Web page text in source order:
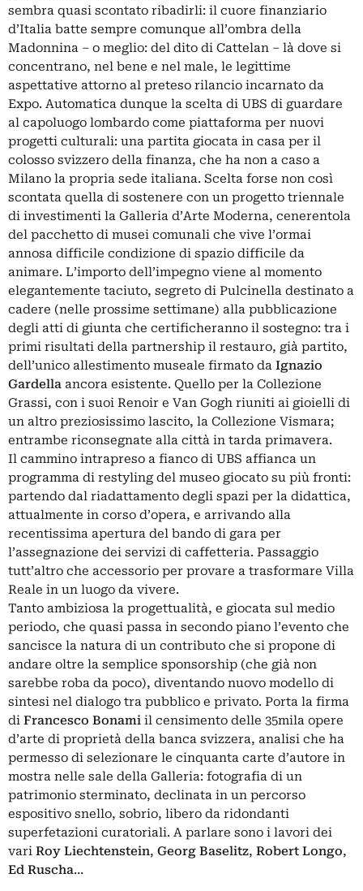
sembra quasi scontato ribadirli: il cuore finanziario
d’Italia batte sempre comunque all’ombra della
Madonnina – o meglio: del dito di Cattelan – là dove si
concentrano, nel bene e nel male, le legittime
aspettative attorno al preteso rilancio incarnato da
Expo. Automatica dunque la scelta di UBS di guardare
al capoluogo lombardo come piattaforma per nuovi
progetti culturali: una partita giocata in casa per il
colosso svizzero della finanza, che ha non a caso a
Milano la propria sede italiana. Scelta forse non così
scontata quella di sostenere con un progetto triennale
di investimenti la Galleria d’Arte Moderna, cenerentola
del pacchetto di musei comunali che vive l’ormai
annosa difficile condizione di spazio difficile da
animare. L’importo dell’impegno viene al momento
elegantemente taciuto, segreto di Pulcinella destinato a
cadere (nelle prossime settimane) alla pubblicazione
degli atti di giunta che certificheranno il sostegno: tra i
primi risultati della partnership il restauro, già partito,
dell’unico allestimento museale firmato da Ignazio
Gardella ancora esistente. Quello per la Collezione
Grassi, con i suoi Renoir e Van Gogh riuniti ai gioielli di
un altro preziosissimo lascito, la Collezione Vismara;
entrambe riconsegnate alla città in tarda primavera.
Il cammino intrapreso a fianco di UBS affianca un
programma di restyling del museo giocato su più fronti:
partendo dal riadattamento degli spazi per la didattica,
attualmente in corso d’opera, e arrivando alla
recentissima apertura del bando di gara per
l’assegnazione dei servizi di caffetteria. Passaggio
tutt’altro che accessorio per provare a trasformare Villa
Reale in un luogo da vivere.
Tanto ambiziosa la progettualità, e giocata sul medio
periodo, che quasi passa in secondo piano l’evento che
sancisce la natura di un contributo che si propone di
andare oltre la semplice sponsorship (che già non
sarebbe roba da poco), diventando nuovo modello di
sintesi nel dialogo tra pubblico e privato. Porta la firma
di Francesco Bonami il censimento delle 35mila opere
d’arte di proprietà della banca svizzera, analisi che ha
permesso di selezionare le cinquanta carte d’autore in
mostra nelle sale della Galleria: fotografia di un
patrimonio sterminato, declinata in un percorso
espositivo snello, sobrio, libero da ridondanti
superfetazioni curatoriali. A parlare sono i lavori dei
vari Roy Liechtenstein, Georg Baselitz, Robert Longo,
Ed Ruscha…